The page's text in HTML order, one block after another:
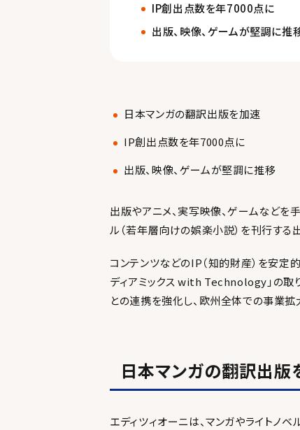
IP創出点数を年7000点に
出版、映像、ゲームが堅調に推
日本マンガの翻訳出版を加速
IP創出点数を年7000点に
出版、映像、ゲームが堅調に推移
出版やアニメ、実写映像、ゲームなどを
ル（若年層向けの娯楽小説）を刊行する
コンテンツなどのIP（知的財産）を安定
ディアミックス with Technology」の取
との連携を強化し、欧州全体での事業拡
日本マンガの翻訳出版
エディツィオーニは、マンガやライトノ